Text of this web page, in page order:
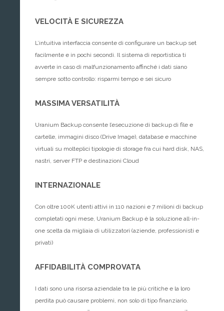
VELOCITÀ E SICUREZZA
L’intuitiva interfaccia consente di configurare un backup set
facilmente e in pochi secondi. Il sistema di reportistica ti
avverte in caso di malfunzionamento affinché i dati siano
sempre sotto controllo: risparmi tempo e sei sicuro
MASSIMA VERSATILITÀ
Uranium Backup consente l’esecuzione di backup di file e
cartelle, immagini disco (Drive Image), database e macchine
virtuali su molteplici tipologie di storage fra cui hard disk, NAS,
nastri, server FTP e destinazioni Cloud
INTERNAZIONALE
Con oltre 100K utenti attivi in 110 nazioni e 7 milioni di backup
completati ogni mese, Uranium Backup è la soluzione all-in-
one scelta da migliaia di utilizzatori (aziende, professionisti e
privati)
AFFIDABILITÀ COMPROVATA
I dati sono una risorsa aziendale tra le più critiche e la loro
perdita può causare problemi, non solo di tipo finanziario.